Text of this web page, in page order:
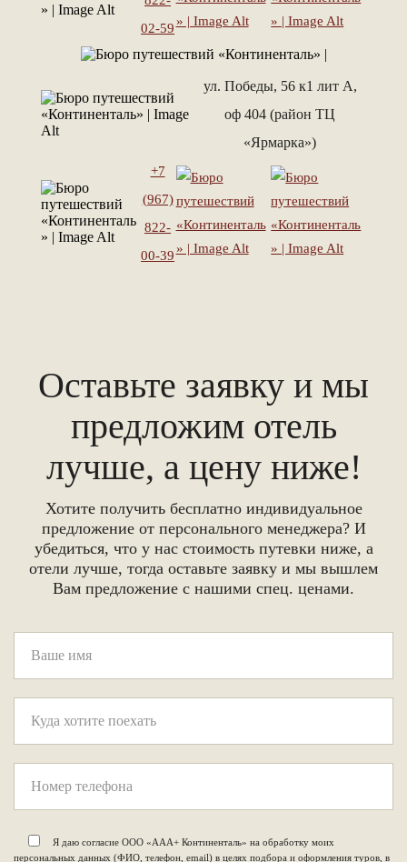
02-59
ул. Победы, 56 к1 лит А,
оф 404 (район ТЦ
«Ярмарка»)
+7
(967)
822-
00-39
Оставьте заявку и мы
предложим отель
лучше, а цену ниже!
Хотите получить бесплатно индивидуальное
предложение от персонального менеджера? И
убедиться, что у нас стоимость путевки ниже, а
отели лучше, тогда оставьте заявку и мы вышлем
Вам предложение с нашими спец. ценами.
Я даю согласие ООО «ААА+ Континенталь» на обработку моих
персональных данных (ФИО, телефон, email) в целях подбора и оформления туров, в